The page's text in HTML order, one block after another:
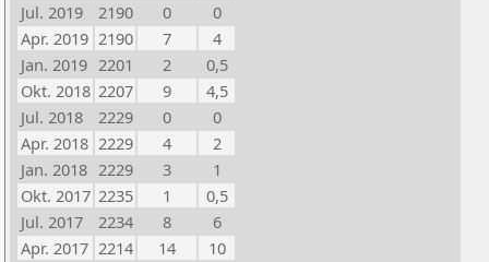
Jul. 2019
2190 0
0
Apr. 2019 2190 7
4
Jan. 2019 2201 2
0,5
Okt. 2018 2207 9
4,5
Jul. 2018
2229 0
0
Apr. 2018 2229 4
2
Jan. 2018 2229 3
1
Okt. 2017 2235 1
0,5
Jul. 2017
2234 8
6
Apr. 2017 2214 14
10